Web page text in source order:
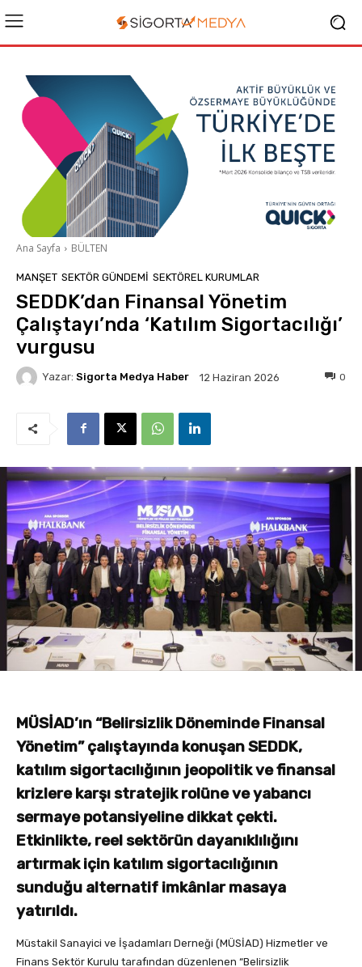
Ana Sayfa BÜLTEN
MANŞET SEKTÖR GÜNDEMİ SEKTÖREL KURUMLAR
SEDDK’dan Finansal Yönetim
Çalıştayı’nda ‘Katılım Sigortacılığı’
vurgusu
Yazar: Sigorta Medya Haber 12 Haziran 2026 0
MÜSİAD’ın “Belirsizlik Döneminde Finansal
Yönetim” çalıştayında konuşan SEDDK,
katılım sigortacılığının jeopolitik ve finansal
krizlere karşı stratejik rolüne ve yabancı
sermaye potansiyeline dikkat çekti.
Etkinlikte, reel sektörün dayanıklılığını
artırmak için katılım sigortacılığının
sunduğu alternatif imkânlar masaya
yatırıldı.
Müstakil Sanayici ve İşadamları Derneği (MÜSİAD) Hizmetler ve
Finans Sektör Kurulu tarafından düzenlenen “Belirsizlik